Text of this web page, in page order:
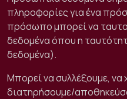
πληροφορίες για ένα
πρόσωπο μπορεί να
δεδομένα όπου η
δεδομένα).
Μπορεί να συλλέξουμε, να
διατηρήσουμε/